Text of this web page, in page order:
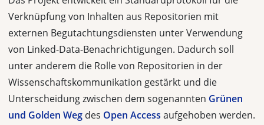
Verknüpfung von Inhalten aus Repositorien mit
externen Begutachtungsdiensten unter Verwendung
von Linked-Data-Benachrichtigungen. Dadurch soll
unter anderem die Rolle von Repositorien in der
Wissenschaftskommunikation gestärkt und die
Unterscheidung zwischen dem sogenannten Grünen
und Golden Weg des Open Access aufgehoben werden.